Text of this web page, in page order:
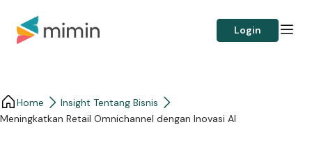
Login
Home
Insight Tentang Bisnis
Meningkatkan Retail Omnichannel dengan Inovasi AI